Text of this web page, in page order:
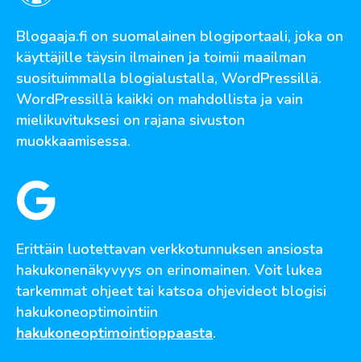
Blogaaja.fi on suomalainen blogiportaali, joka on
käyttäjille täysin ilmainen ja toimii maailman
suosituimmalla blogialustalla, WordPressillä.
WordPressillä kaikki on mahdollista ja vain
mielikuvituksesi on rajana sivuston
muokkaamisessa.
Erittäin luotettavan verkkotunnuksen ansiosta
hakukonenäkyvyys on erinomainen. Voit lukea
tarkemmat ohjeet tai katsoa ohjevideot blogisi
hakukoneoptimointiin
hakukoneoptimointioppaasta.